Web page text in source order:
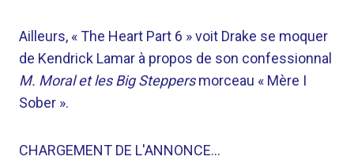
Ailleurs, « The Heart Part 6 » voit Drake se moquer
de Kendrick Lamar à propos de son confessionnal
M. Moral et les Big Steppersmorceau « Mère I
Sober ».
CHARGEMENT DE L'ANNONCE…